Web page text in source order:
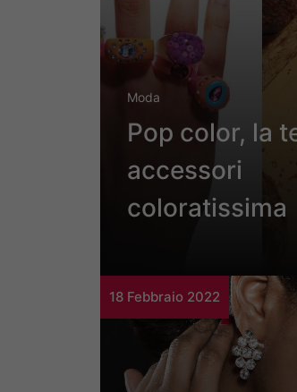
Moda
Pop color, la
accessori
coloratissima
18 Febbraio 2022